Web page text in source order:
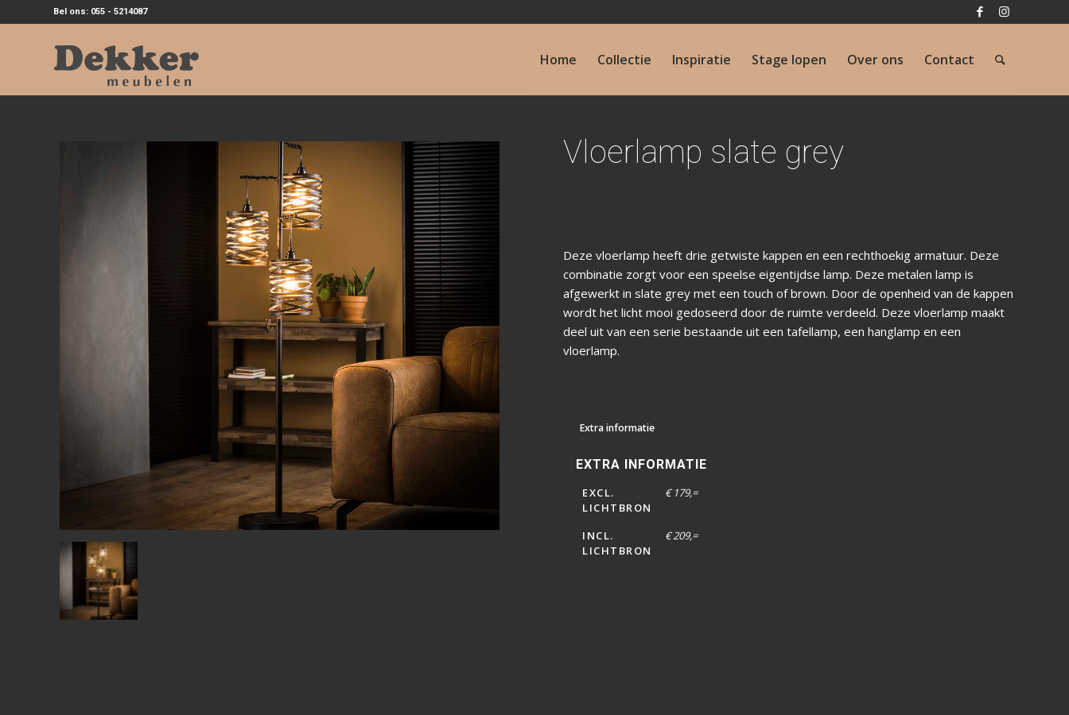
Bel ons: 055 - 5214087
Home Collectie Inspiratie Stage lopen Over ons Contact
Vloerlamp slate grey
Deze vloerlamp heeft drie getwiste kappen en een rechthoekig armatuur. Deze
combinatie zorgt voor een speelse eigentijdse lamp. Deze metalen lamp is
afgewerkt in slate grey met een touch of brown. Door de openheid van de kappen
wordt het licht mooi gedoseerd door de ruimte verdeeld. Deze vloerlamp maakt
deel uit van een serie bestaande uit een tafellamp, een hanglamp en een
vloerlamp.
Extra informatie
EXTRA INFORMATIE
EXCL.
LICHTBRON
€ 179,=
INCL.
LICHTBRON
€ 209,=